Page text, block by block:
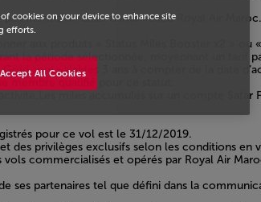
d’un billet d'avion avec Royal Air Maroc.
aux produits « Status Miles Booster x2 » ou
la période sélectionnée, moyennant un tarif
sont valables 3 ans à compter de la date
membre qualifié pour ce statut.
miles accumulés sur un compte Safar
pour ce vol est le 31/12/2019.
des privilèges exclusifs selon les conditions en
commercialisés et opérés par Royal Air
partenaires tel que défini dans la
cookies on your device to enhance site
efforts.
Accept All Cookies